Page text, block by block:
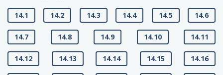
14.1 14.2 14.3 14.4 14.5 14.6
14.7 14.8 14.9 14.10 14.11
14.12 14.13 14.14 14.15 14.16